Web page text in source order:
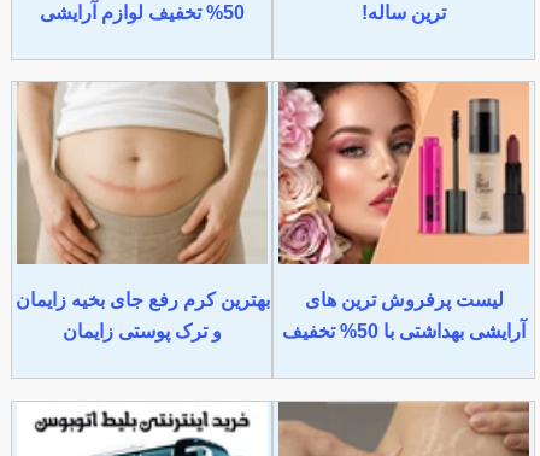
ترین ساله!
50% تخفیف لوازم آرایشی
لیست پرفروش ترین های
آرایشی بهداشتی با 50% تخفیف
بهترین کرم رفع جای بخیه زایمان
و ترک پوستی زایمان